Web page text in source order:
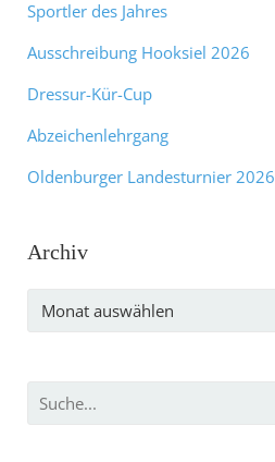
Sportler des Jahres
Ausschreibung Hooksiel 2026
Dressur-Kür-Cup
Abzeichenlehrgang
Oldenburger Landesturnier 2026
Archiv
Archiv